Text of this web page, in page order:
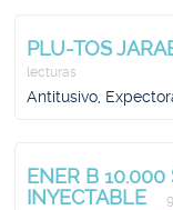
PLU-TOS
lecturas
Antitusivo,
ENER B 10.000
INYECTABLE